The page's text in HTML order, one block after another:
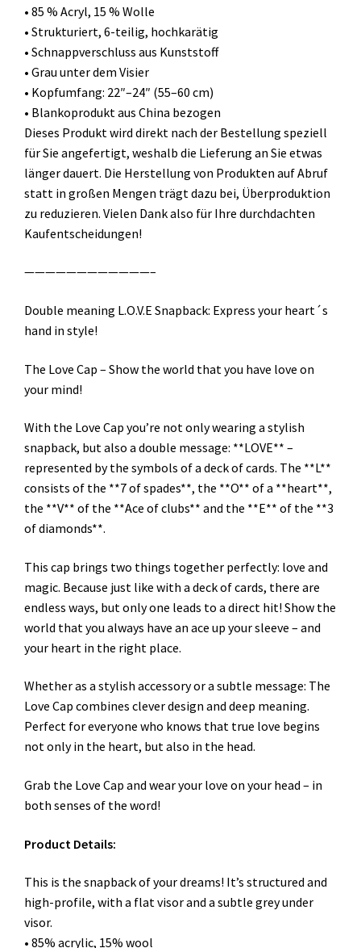
• 85 % Acryl, 15 % Wolle
• Strukturiert, 6-teilig, hochkarätig
• Schnappverschluss aus Kunststoff
• Grau unter dem Visier
• Kopfumfang: 22″–24″ (55–60 cm)
• Blankoprodukt aus China bezogen
Dieses Produkt wird direkt nach der Bestellung speziell
für Sie angefertigt, weshalb die Lieferung an Sie etwas
länger dauert. Die Herstellung von Produkten auf Abruf
statt in großen Mengen trägt dazu bei, Überproduktion
zu reduzieren. Vielen Dank also für Ihre durchdachten
Kaufentscheidungen!
————————————–
Double meaning L.O.V.E Snapback: Express your heart´s
hand in style!
The Love Cap – Show the world that you have love on
your mind!
With the Love Cap you’re not only wearing a stylish
snapback, but also a double message: **LOVE** –
represented by the symbols of a deck of cards. The **L**
consists of the **7 of spades**, the **O** of a **heart**,
the **V** of the **Ace of clubs** and the **E** of the **3
of diamonds**.
This cap brings two things together perfectly: love and
magic. Because just like with a deck of cards, there are
endless ways, but only one leads to a direct hit! Show the
world that you always have an ace up your sleeve – and
your heart in the right place.
Whether as a stylish accessory or a subtle message: The
Love Cap combines clever design and deep meaning.
Perfect for everyone who knows that true love begins
not only in the heart, but also in the head.
Grab the Love Cap and wear your love on your head – in
both senses of the word!
Product Details:
This is the snapback of your dreams! It’s structured and
high-profile, with a flat visor and a subtle grey under
visor.
• 85% acrylic, 15% wool